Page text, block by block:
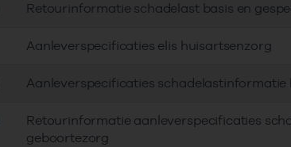
Retourinformatie schadelast basis en
Aanleverspecificaties elis huisartsenzorg
Aanleverspecificaties
Retourinformatie aanleverspecificaties
geboortezorg